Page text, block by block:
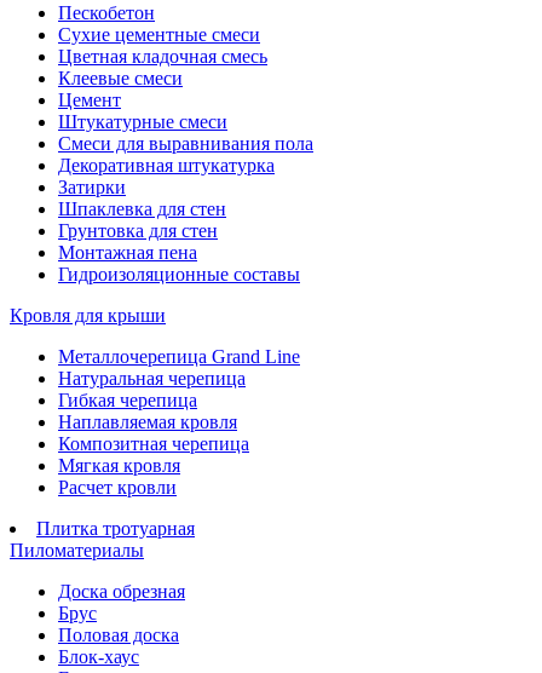
Пескобетон
Сухие цементные смеси
Цветная кладочная смесь
Клеевые смеси
Цемент
Штукатурные смеси
Смеси для выравнивания пола
Декоративная штукатурка
Затирки
Шпаклевка для стен
Грунтовка для стен
Монтажная пена
Гидроизоляционные составы
Кровля для крыши
Металлочерепица Grand Line
Натуральная черепица
Гибкая черепица
Наплавляемая кровля
Композитная черепица
Мягкая кровля
Расчет кровли
Плитка тротуарная
Пиломатериалы
Доска обрезная
Брус
Половая доска
Блок-хаус